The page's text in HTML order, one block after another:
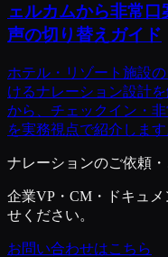
ェルカムから非常
声の切り替えガイド
ホテル・リゾート施設
けるナレーション設計
から、チェックイン・
を実務視点で紹介します
ナレーションのご依頼
企業VP・CM・ドキュ
せください。
お問い合わせはこちら